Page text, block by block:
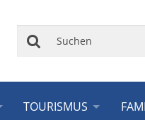
TOURISMUS